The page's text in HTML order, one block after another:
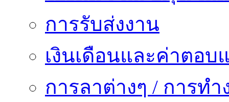
การรับส่งงาน
เงินเดือนและค่าตอบ
การลาต่างๆ / การทำ